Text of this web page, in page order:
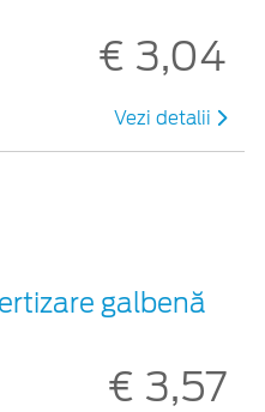
€ 3,04
Vezi detalii
galbenă
€ 3,57